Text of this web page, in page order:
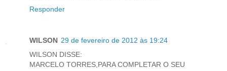
Responder
WILSON 29 de fevereiro de 2012 às 19:24
WILSON DISSE:
MARCELO TORRES,PARA COMPLETAR O SEU